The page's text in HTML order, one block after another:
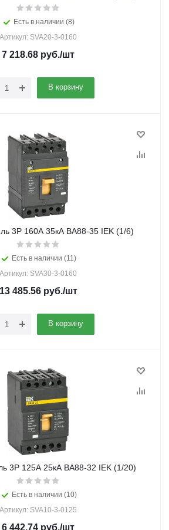
Есть в наличии (8)
Артикул: SVA20-3-0160
7 218.68 руб./шт
В корзину
3Р 160А 35кА ВА88-35 IEK (1/6)
Есть в наличии (11)
Артикул: SVA30-3-0160
13 485.56руб./шт
В корзину
3Р 125А 25кА ВА88-32 IEK (1/20)
Есть в наличии (10)
Артикул: SVA10-3-0125
6 442.74 руб./шт